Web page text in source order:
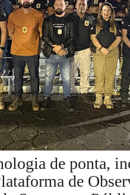
de ponta,
de